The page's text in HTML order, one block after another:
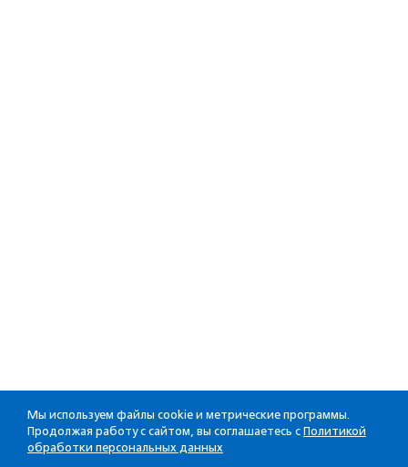
Мы используем файлы cookie и метрические программы.
Продолжая работу с сайтом, вы соглашаетесь с Политикой
обработки персональных данных